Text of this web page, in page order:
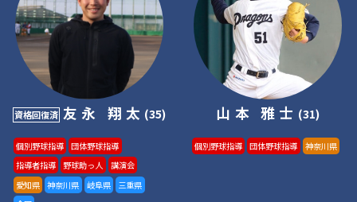
資格回復済 友永 翔太 (35)
個別野球指導
団体野球指導
指導者指導
野球助っ人
講演会
愛知県
神奈川県 岐阜県
三重県
山本 雅士 (31)
個別野球指導 団体野球指導 神奈川県